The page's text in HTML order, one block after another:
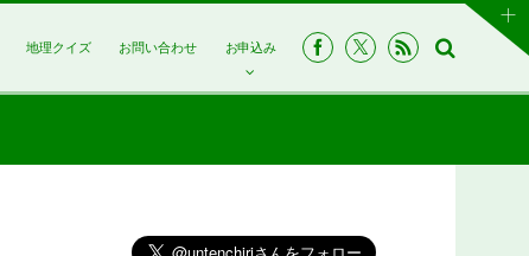
地理クイズ お問い合わせ お申込み